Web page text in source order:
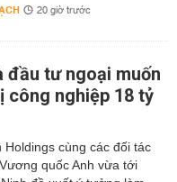
20 giờ trước
đầu tư ngoại muốn
công nghiệp 18 tỷ
Holdings cùng các đối tác
quốc Anh vừa tới